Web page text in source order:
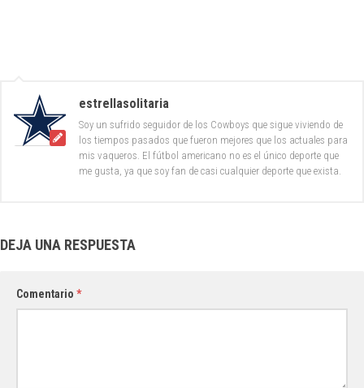
estrellasolitaria
Soy un sufrido seguidor de los Cowboys que sigue viviendo de
los tiempos pasados que fueron mejores que los actuales para
mis vaqueros. El fútbol americano no es el único deporte que
me gusta, ya que soy fan de casi cualquier deporte que exista.
DEJA UNA RESPUESTA
Comentario *